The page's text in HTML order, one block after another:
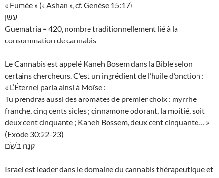
« Fumée » (« Ashan », cf. Genèse 15:17)
עשן
Guematria = 420, nombre traditionnellement lié à la
consommation de cannabis
Le Cannabis est appelé Kaneh Bosem dans la Bible selon
certains chercheurs. C’est un ingrédient de l’huile d’onction :
« L’Éternel parla ainsi à Moïse :
Tu prendras aussi des aromates de premier choix : myrrhe
franche, cinq cents sicles ; cinnamone odorant, la moitié, soit
deux cent cinquante ; Kaneh Bossem, deux cent cinquante… »
(Exode 30:22-23)
קְנֵה בֹשֶׂם
Israel est leader dans le domaine du cannabis thérapeutique et